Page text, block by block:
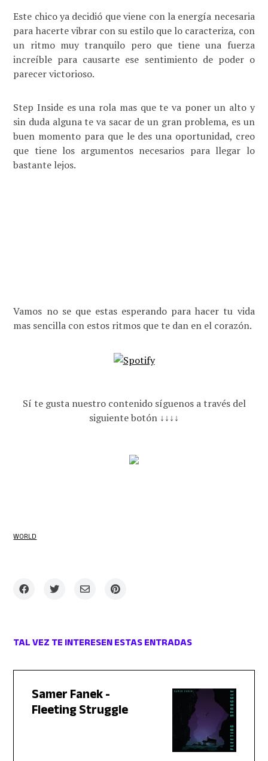
Este chico ya decidió que viene con la energía necesaria
para hacerte vibrar con su estilo que lo caracteriza, con
un ritmo muy tranquilo pero que tiene una fuerza
increíble para causarte ese sentimiento de poder o
parecer victorioso.
Step Inside es una rola mas que te va poner un alto y
sin duda alguna te va sacar de un gran problema, es un
buen momento para que le des una oportunidad, creo
que tiene los argumentos necesarios para llegar lo
bastante lejos.
Vamos no se que estas esperando para hacer tu vida
mas sencilla con estos ritmos que te dan en el corazón.
Sí te gusta nuestro contenido síguenos a través del
siguiente botón ↓↓↓↓
WORLD
TAL VEZ TE INTERESEN ESTAS ENTRADAS
Samer Fanek -
Fleeting Struggle